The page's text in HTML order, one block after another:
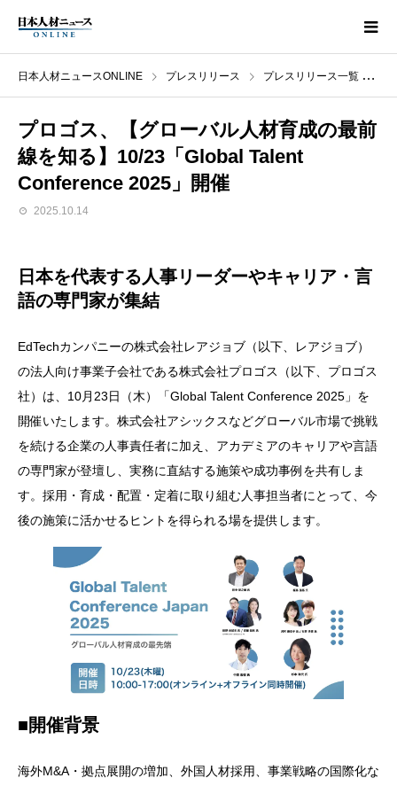
日本人材ニュースONLINE プレスリリース プレスリリース一覧
プロゴス、【グローバル人材育成の最前
線を知る】10/23「Global Talent
Conference 2025」開催
2025.10.14
日本を代表する人事リーダーやキャリア・言
語の専門家が集結
EdTechカンパニーの株式会社レアジョブ（以下、レアジョブ）
の法人向け事業子会社である株式会社プロゴス（以下、プロゴス
社）は、10月23日（木）「Global Talent Conference 2025」を
開催いたします。株式会社アシックスなどグローバル市場で挑戦
を続ける企業の人事責任者に加え、アカデミアのキャリアや言語
の専門家が登壇し、実務に直結する施策や成功事例を共有しま
す。採用・育成・配置・定着に取り組む人事担当者にとって、今
後の施策に活かせるヒントを得られる場を提供します。
■開催背景
海外M&A・拠点展開の増加、外国人材採用、事業戦略の国際化な